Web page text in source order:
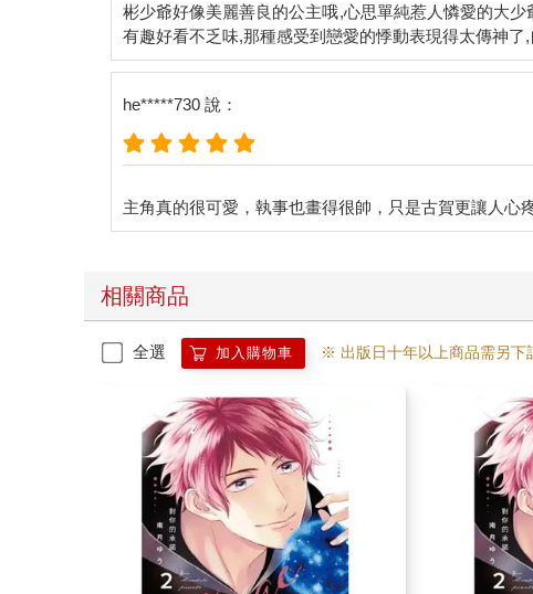
彬少爺好像美麗善良的公主哦,心思單純惹人憐愛的大
he*****730 說：
相關商品
全選 加入購物車 ※ 出版日十年以上商品需另下